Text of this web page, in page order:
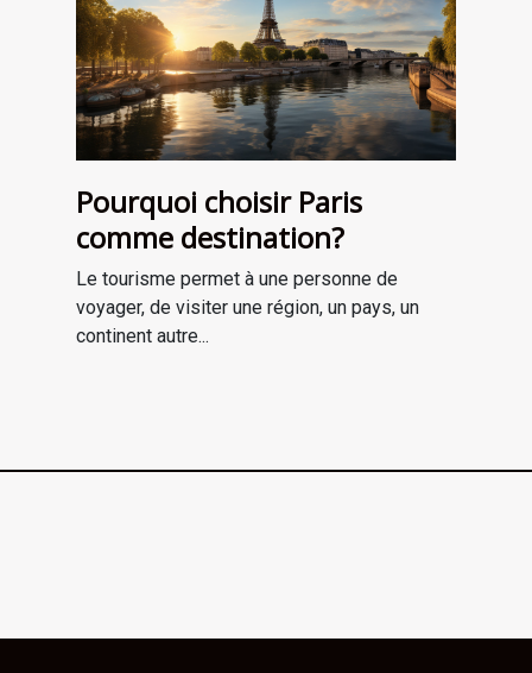
Pourquoi choisir Paris
comme destination?
Le tourisme permet à une personne de
voyager, de visiter une région, un pays, un
continent autre...